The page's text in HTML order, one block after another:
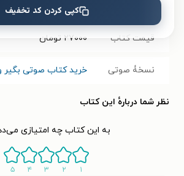
۱۳ صفحه
قیمت کتاب ۲۷۰۰۰ تومان
نسخۀ صوتی خرید کتاب صوتی
نظر شما دربارهٔ این کتاب
به این کتاب چه امتیازی
۱ ۲ ۳ ۴ ۵
کپی کردن کد تخفیف